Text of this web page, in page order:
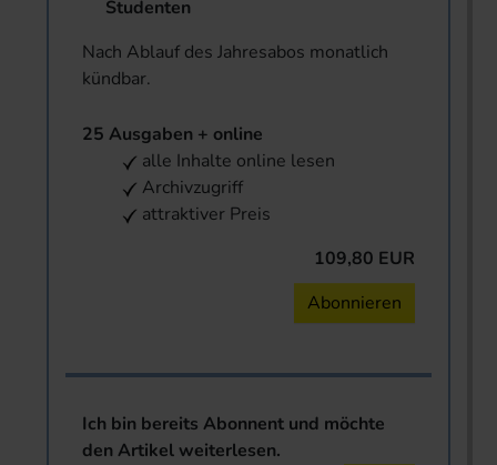
Studenten
Nach Ablauf des Jahresabos monatlich
kündbar.
25 Ausgaben + online
alle Inhalte online lesen
Archivzugriff
attraktiver Preis
109,80 EUR
Abonnieren
Ich bin bereits Abonnent und möchte
den Artikel weiterlesen.